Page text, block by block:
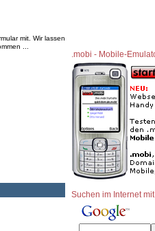
mit. Wir lassen
...
.mobi - Mobile-
Suchen im Internet mit